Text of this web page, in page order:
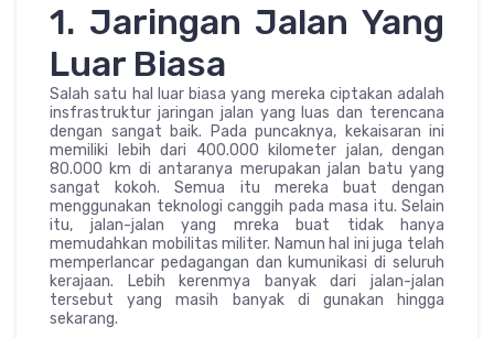
1. Jaringan Jalan Yang
Luar Biasa
Salah satu hal luar biasa yang mereka ciptakan adalah
insfrastruktur jaringan jalan yang luas dan terencana
dengan sangat baik. Pada puncaknya, kekaisaran ini
memiliki lebih dari 400.000 kilometer jalan, dengan
80.000 km di antaranya merupakan jalan batu yang
sangat kokoh. Semua itu mereka buat dengan
menggunakan teknologi canggih pada masa itu. Selain
itu, jalan-jalan yang mreka buat tidak hanya
memudahkan mobilitas militer. Namun hal ini juga telah
memperlancar pedagangan dan kumunikasi di seluruh
kerajaan. Lebih kerenmya banyak dari jalan-jalan
tersebut yang masih banyak di gunakan hingga
sekarang.